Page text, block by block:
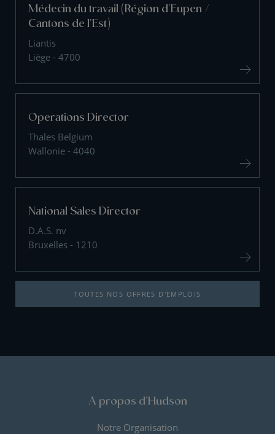
Médecin du travail (Région d'Eupen /
Cantons de l'Est)
Liantis
Liège - 4700
Operations Director
Thales Belgium
Wallonie - 4040
National Sales Director
D.A.S. nv
Bruxelles - 1210
TOUTES NOS OFFRES D'EMPLOIS
A propos d'Hudson
Notre Organisation